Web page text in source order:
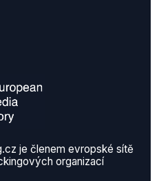
je členem evropské sítě
organizací